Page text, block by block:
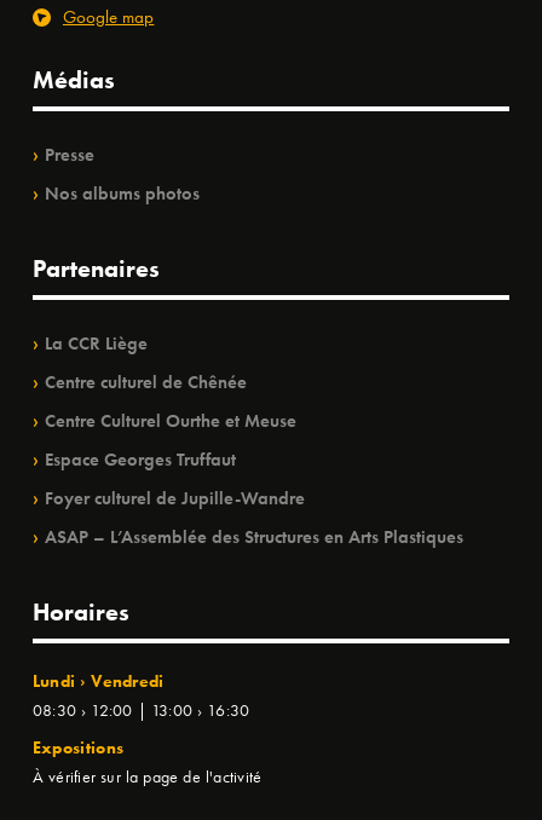
Google map
Médias
Presse
Nos albums photos
Partenaires
La CCR Liège
Centre culturel de Chênée
Centre Culturel Ourthe et Meuse
Espace Georges Truffaut
Foyer culturel de Jupille-Wandre
ASAP – L’Assemblée des Structures en Arts Plastiques
Horaires
Lundi › Vendredi
08:30 › 12:00 | 13:00 › 16:30
Expositions
À vérifier sur la page de l'activité